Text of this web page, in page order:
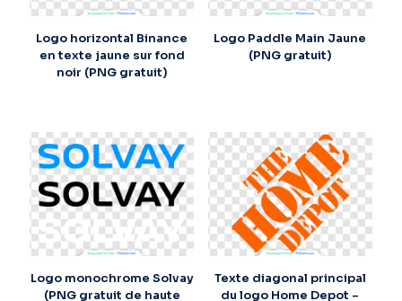
Logo horizontal Binance
en texte jaune sur fond
noir (PNG gratuit)
Logo Paddle Main Jaune
(PNG gratuit)
Logo monochrome Solvay
(PNG gratuit de haute
Texte diagonal principal
du logo Home Depot –